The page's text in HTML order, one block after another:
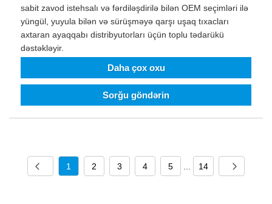
sabit zavod istehsalı və fərdiləşdirilə bilən OEM seçimləri ilə
yüngül, yuyula bilən və sürüşməyə qarşı uşaq tıxacları
axtaran ayaqqabı distribyutorları üçün toplu tədarükü
dəstəkləyir.
Daha çox oxu
Sorğu göndərin
1 2 3 4 5 14